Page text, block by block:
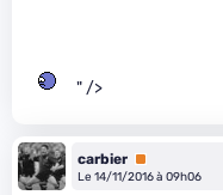
" />
carbier Premium
Le 14/11/2016 à 09h06